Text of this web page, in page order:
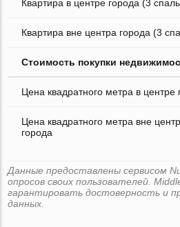
Квартира в центре города (3
Квартира вне центра города (3
Стоимость покупки
Цена квадратного метра в центре
Цена квадратного метра вне
города
Данные предоставлены сервисом
опросов своих пользователей.
гарантировать достоверность и
данных.